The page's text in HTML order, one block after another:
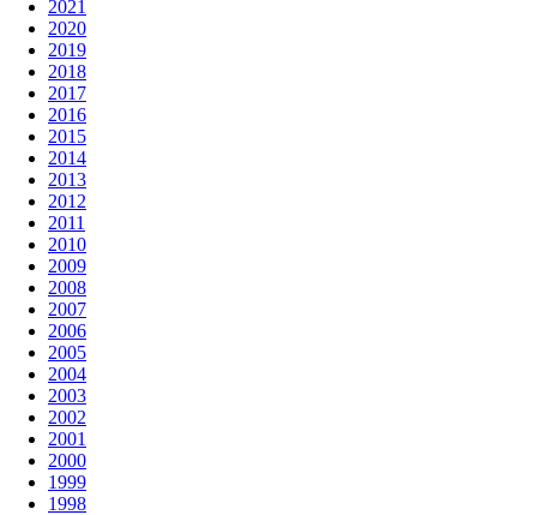
2021
2020
2019
2018
2017
2016
2015
2014
2013
2012
2011
2010
2009
2008
2007
2006
2005
2004
2003
2002
2001
2000
1999
1998